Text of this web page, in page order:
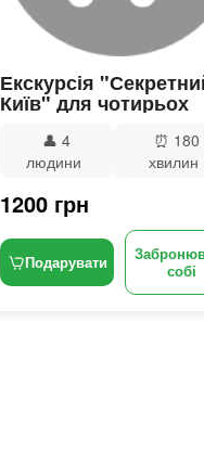
Екскурсія
Київ" для чотирьох
👤4
людини
⏰ 180
хвилин
1200 грн
Подарувати
собі